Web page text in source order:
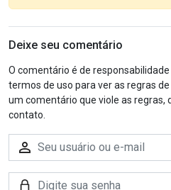
Deixe seu comentário
O comentário é de
termos de uso para ver as regras
um comentário que viole as regras,
contato.